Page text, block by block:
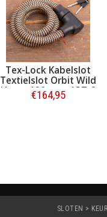
Tex-Lock Kabelslot
Textielslot Orbit Wild
Hemp 120 cm - ART-2
€164,95
SLOTEN >